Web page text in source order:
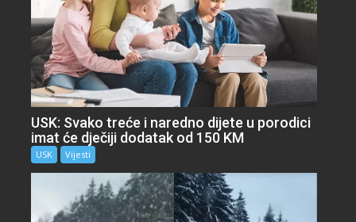
USK: Svako treće i naredno dijete u porodici
imat će dječiji dodatak od 150 KM
USK Vijesti